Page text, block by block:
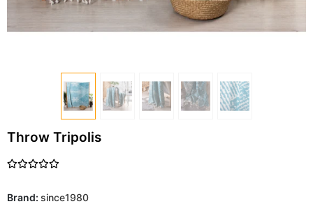
Throw Tripolis
Brand: since1980